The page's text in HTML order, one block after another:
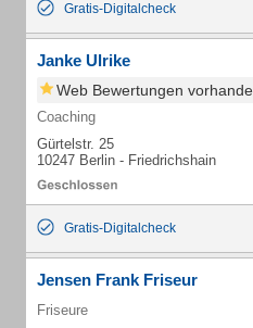
Gratis-Digitalcheck
Janke Ulrike
Web Bewertungen
Coaching
Gürtelstr. 25
10247 Berlin - Friedrichshain
Gratis-Digitalcheck
Jensen Frank Friseur
Friseure